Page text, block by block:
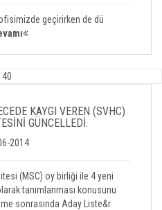
geçirirken de dü
40
KAYGI VEREN (SVHC)
GÜNCELLEDİ.
2014
(MSC) oy birliği ile 4 yeni
tanımlanması konusunu
sonrasında Aday Liste&r